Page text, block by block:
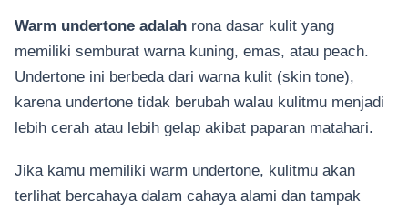
Warm undertone adalah rona dasar kulit yang
memiliki semburat warna kuning, emas, atau peach.
Undertone ini berbeda dari warna kulit (skin tone),
karena undertone tidak berubah walau kulitmu menjadi
lebih cerah atau lebih gelap akibat paparan matahari.
Jika kamu memiliki warm undertone, kulitmu akan
terlihat bercahaya dalam cahaya alami dan tampak